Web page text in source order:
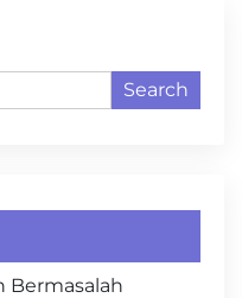
Search
Bermasalah